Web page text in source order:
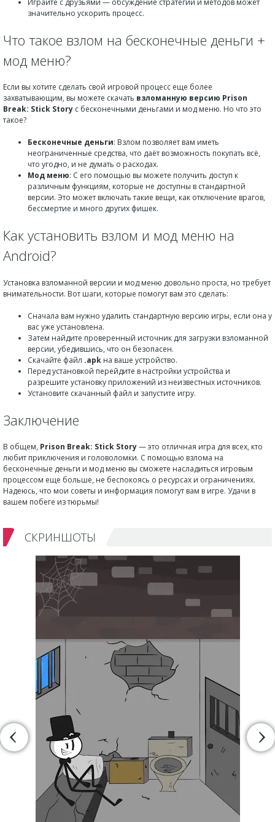
значительно ускорить процесс.
Что такое взлом на бесконечные деньги +
мод меню?
Если вы хотите сделать свой игровой процесс еще более
захватывающим, вы можете скачать взломанную версию Prison
Break: Stick Story с бесконечными деньгами и мод меню. Но что это
такое?
Бесконечные деньги: Взлом позволяет вам иметь
неограниченные средства, что даёт возможность покупать всё,
что угодно, и не думать о расходах.
Мод меню: С его помощью вы можете получить доступ к
различным функциям, которые не доступны в стандартной
версии. Это может включать такие вещи, как отключение врагов,
бессмертие и много других фишек.
Как установить взлом и мод меню на
Android?
Установка взломанной версии и мод меню довольно проста, но требует
внимательности. Вот шаги, которые помогут вам это сделать:
Сначала вам нужно удалить стандартную версию игры, если она у
вас уже установлена.
Затем найдите проверенный источник для загрузки взломанной
версии, убедившись, что он безопасен.
Скачайте файл .apk на ваше устройство.
Перед установкой перейдите в настройки устройства и
разрешите установку приложений из неизвестных источников.
Установите скачанный файл и запустите игру.
Заключение
В общем, Prison Break: Stick Story— это отличная игра для всех, кто
любит приключения и головоломки. С помощью взлома на
бесконечные деньги и мод меню вы сможете насладиться игровым
процессом еще больше, не беспокоясь о ресурсах и ограничениях.
Надеюсь, что мои советы и информация помогут вам в игре. Удачи в
вашем побеге из тюрьмы!
СКРИНШОТЫ